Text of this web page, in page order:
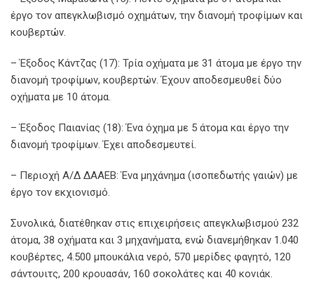
έργο τον απεγκλωβισμό οχημάτων, την διανομή τροφίμων και
κουβερτών.
– Έξοδος Κάντζας (17): Τρία οχήματα με 31 άτομα με έργο την
διανομή τροφίμων, κουβερτών. Έχουν αποδεσμευθεί δύο
οχήματα με 10 άτομα.
– Έξοδος Παιανίας (18): Ένα όχημα με 5 άτομα και έργο την
διανομή τροφίμων. Έχει αποδεσμευτεί.
– Περιοχή Α/Δ ΔΑΑΕΒ: Ένα μηχάνημα (ισοπεδωτής γαιών) με
έργο τον εκχιονισμό.
Συνολικά, διατέθηκαν στις επιχειρήσεις απεγκλωβισμού 232
άτομα, 38 οχήματα και 3 μηχανήματα, ενώ διανεμήθηκαν 1.040
κουβέρτες, 4.500 μπουκάλια νερό, 570 μερίδες φαγητό, 120
σάντουιτς, 200 κρουασάν, 160 σοκολάτες και 40 κονιάκ.